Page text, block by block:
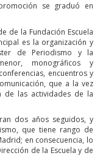
se graduó en
de la Fundación Escuela
es la organización y
de Periodismo y la
monográficos y
encuentros y
que a la vez
de las actividades de la
dos años seguidos, y
que tiene rango de
en consecuencia, lo
de la Escuela y de